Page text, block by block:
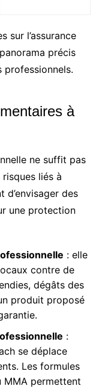
sur l’assurance
précis
professionnels.
à
ne suffit pas
liés à
d’envisager des
une protection
: elle
contre de
dégâts des
produit proposé
:
se déplace
Les formules
MMA permettent